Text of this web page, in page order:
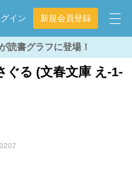
グイン 新規会員登録
読書グラフに登場！
ぐる (文春文庫 え-1-